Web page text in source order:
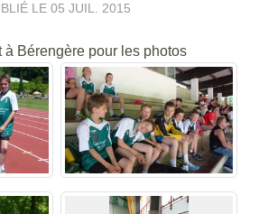
LE 05 JUIL. 2015
à Bérengère pour les photos